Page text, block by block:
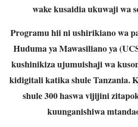
wake kusaidia ukuwaji wa
Programu hii ni ushirikiano wa
Huduma ya Mawasiliano ya
kushinikiza ujumuishaji wa
kidigitali katika shule Tanzania.
shule 300 haswa vijijini
kuunganishiwa